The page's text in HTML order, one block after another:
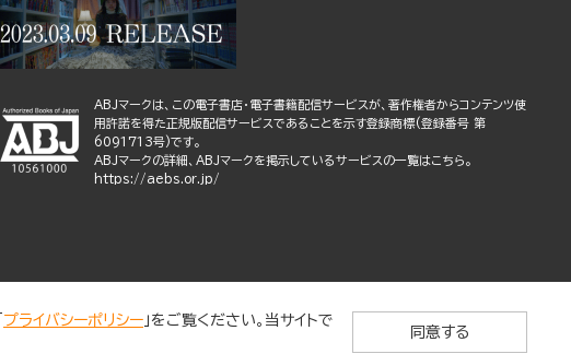
ABJマークは、この電子書店・電子書籍配信サービスが、著作権者からコンテンツ使
用許諾を得た正規版配信サービスであることを示す登録商標(登録番号 第
6091713号)です。
ABJマークの詳細、ABJマークを掲示しているサービスの一覧はこちら。
https://aebs.or.jp/
プライバシーポリシー 」をご覧ください。当サイトで
同意する